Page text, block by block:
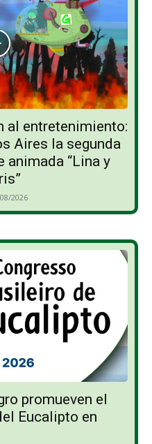
al entretenimiento:
Aires la segunda
animada “Lina y
2026
promueven el
Eucalipto en